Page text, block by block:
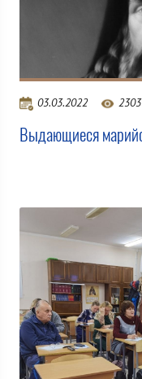
03.03.2022 2303
Выдающиеся